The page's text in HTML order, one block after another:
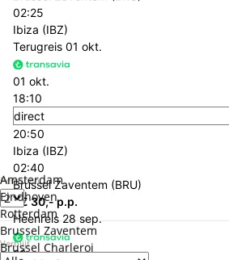
Personen
Verblijf
Amsterdam
Eindhoven
Rotterdam
Brussel Zaventem
Brussel Charleroi
02:25
Ibiza (IBZ)
Terugreis 01 okt.
01 okt.
18:10
direct
20:50
Ibiza (IBZ)
02:40
Brussel Zaventem (BRU)
+€ 30,- p.p.
Heenreis 28 sep.
28 sep.